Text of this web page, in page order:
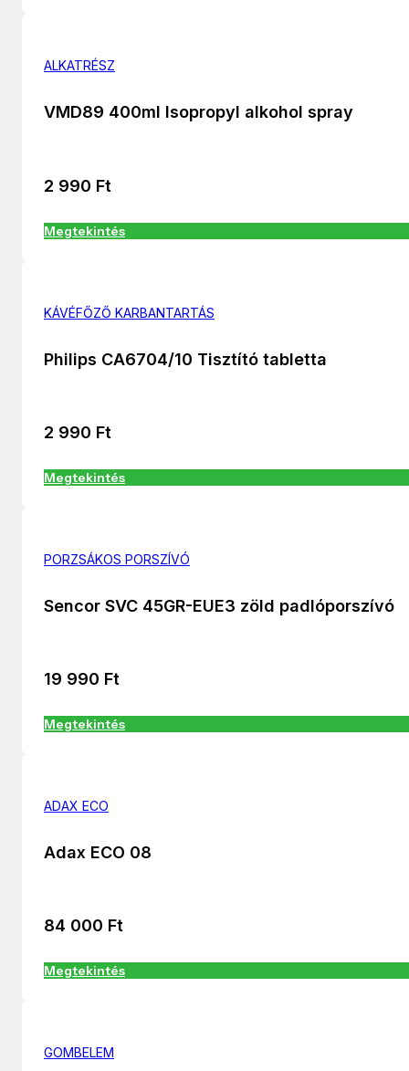
ALKATRÉSZ
VMD89 400ml Isopropyl alkohol spray
2 990 Ft
Megtekintés
KÁVÉFŐZŐ KARBANTARTÁS
Philips CA6704/10 Tisztító tabletta
2 990 Ft
Megtekintés
PORZSÁKOS PORSZÍVÓ
Sencor SVC 45GR-EUE3 zöld padlóporszívó
19 990 Ft
Megtekintés
ADAX ECO
Adax ECO 08
84 000 Ft
Megtekintés
GOMBELEM